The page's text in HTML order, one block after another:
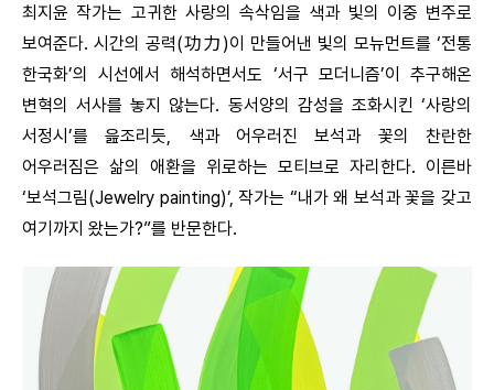
최지윤 작가는 고귀한 사랑의 속삭임을 색과 빛의 이중 변주로
보여준다. 시간의 공력(功力)이 만들어낸 빛의 모뉴먼트를 ‘전통
한국화’의 시선에서 해석하면서도 ‘서구 모더니즘’이 추구해온
변혁의 서사를 놓지 않는다. 동서양의 감성을 조화시킨 ‘사랑의
서정시’를 읊조리듯, 색과 어우러진 보석과 꽃의 찬란한
어우러짐은 삶의 애환을 위로하는 모티브로 자리한다. 이른바
‘보석그림(Jewelry painting)’, 작가는 “내가 왜 보석과 꽃을 갖고
여기까지 왔는가?”를 반문한다.